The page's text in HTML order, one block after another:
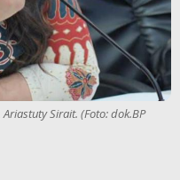
Sirait. (Foto: dok.BP